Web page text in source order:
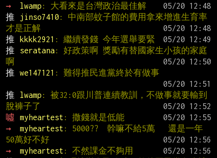
→
lwamp : 大看來是台灣政治最佳解
推
jinso7410 : 中南部蚊子館的費用拿來增進生育率
才是正解
推
kkkk2921 : 繼續發錢 今年選舉要緊
推
seratana: 好政策啊 獎勵有替國家生小孩的家庭
啊
推
we147121 : 難得推民進黨終於有做事
推
lwamp : 被32:0跟川普連續教訓，不做事就要輸到
脫褲子了
噓
myheartest : 撒錢就是低能
→
myheartest : 5000??  幹嘛不給5萬   還是一年
50萬好不好
→
myheartest : 不然課金不夠用